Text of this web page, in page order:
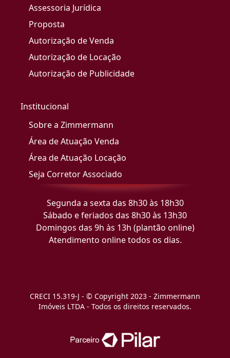
Assessoria Jurídica
Proposta
Autorização de Venda
Autorização de Locação
Autorização de Publicidade
Institucional
Sobre a Zimmermann
Área de Atuação Venda
Área de Atuação Locação
Seja Corretor Associado
Segunda a sexta das 8h30 às 18h30
Sábado e feriados das 8h30 às 13h30
Domingos das 9h às 13h (plantão online)
Atendimento online todos os dias.
CRECI 15.319-J - © Copyright 2023 - Zimmermann
Imóveis LTDA - Todos os direitos reservados.